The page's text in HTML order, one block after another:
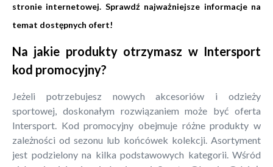
stronie internetowej. Sprawdź najważniejsze informacje na
temat dostępnych ofert!
Na jakie produkty otrzymasz w Intersport
kod promocyjny?
Jeżeli potrzebujesz nowych akcesoriów i odzieży
sportowej, doskonałym rozwiązaniem może być oferta
Intersport. Kod promocyjny obejmuje różne produkty w
zależności od sezonu lub końcówek kolekcji. Asortyment
jest podzielony na kilka podstawowych kategorii. Wśród